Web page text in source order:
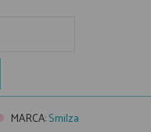
MARCA:Smilza